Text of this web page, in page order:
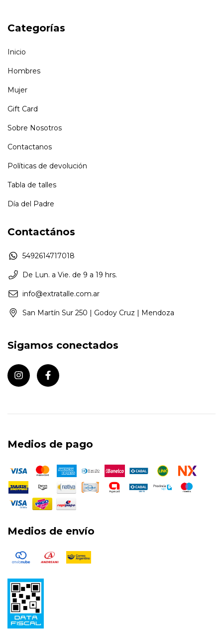
Categorías
Inicio
Hombres
Mujer
Gift Card
Sobre Nosotros
Contactanos
Políticas de devolución
Tabla de talles
Día del Padre
Contactános
5492614717018
De Lun. a Vie. de 9 a 19 hrs.
info@extratalle.com.ar
San Martín Sur 250 | Godoy Cruz | Mendoza
Sigamos conectados
Medios de pago
Medios de envío